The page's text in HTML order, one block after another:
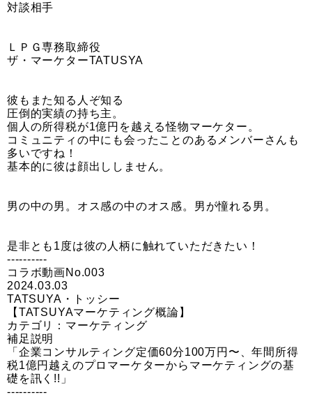
対談相手
ＬＰＧ専務取締役
ザ・マーケターTATUSYA
彼もまた知る人ぞ知る
圧倒的実績の持ち主。
個人の所得税が1億円を越える怪物マーケター。
コミュニティの中にも会ったことのあるメンバーさんも
多いですね！
基本的に彼は顔出ししません。
男の中の男。オス感の中のオス感。男が憧れる男。
是非とも1度は彼の人柄に触れていただきたい！
----------
コラボ動画No.003
2024.03.03
TATSUYA・トッシー
【TATSUYAマーケティング概論】
カテゴリ：マーケティング
補足説明
「企業コンサルティング定価60分100万円〜、年間所得
税1億円越えのプロマーケターからマーケティングの基
礎を訊く!!」
----------